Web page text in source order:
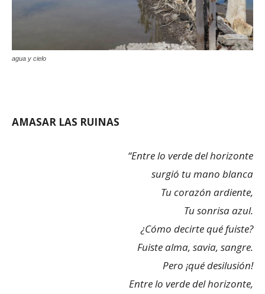
agua y cielo
AMASAR LAS RUINAS
“Entre lo verde del horizonte
surgió tu mano blanca
Tu corazón ardiente,
Tu sonrisa azul.
¿Cómo decirte qué fuiste?
Fuiste alma, savia, sangre.
Pero ¡qué desilusión!
Entre lo verde del horizonte,